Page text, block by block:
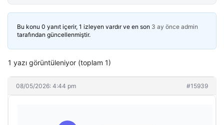
Bu konu 0 yanıt içerir, 1 izleyen vardır ve en son 3 ay önce admin
tarafından güncellenmiştir.
1 yazı görüntüleniyor (toplam 1)
08/05/2026: 4:44 pm #15939